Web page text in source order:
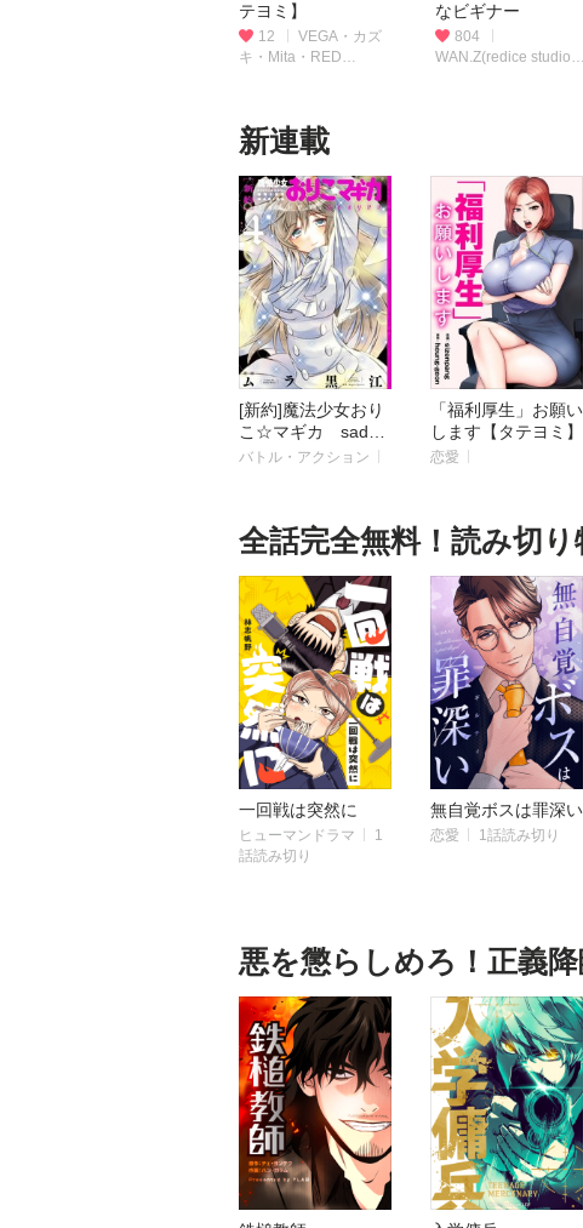
テヨミ】
12
VEGA・カズ
キ・Mita・RED
なビギナー
804
WAN.Z(redice studio)
新連載
[新約]魔法少女おり
こ☆マギカ sadne
ss prayer
バトル・アクション
「福利厚生」お願い
します【タテヨミ】
恋愛
全話完全無料！読み切り
一回戦は突然に
ヒューマンドラマ
1
話読み切り
無自覚ボスは罪深い
恋愛 1話読み切り
悪を懲らしめろ！正義